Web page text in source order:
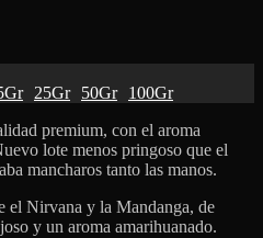
25Gr 50Gr
100Gr
premium, con el aroma
lote menos pringoso que el
mancharos tanto las manos.
el Nirvana y la Mandanga, de
y un aroma amarihuanado.